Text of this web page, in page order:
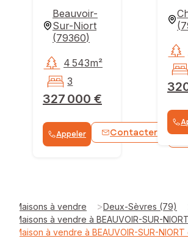
Beauvoir-
Sur-Niort
(79360)
327 000 €
4 543m²
3
Appeler Contacter
(
Maisons à vendre >Deux-Sèvres (79)
Maisons à vendre à BEAUVOIR-SUR-
Maison à vendre à BEAUVOIR-SUR-NIORT